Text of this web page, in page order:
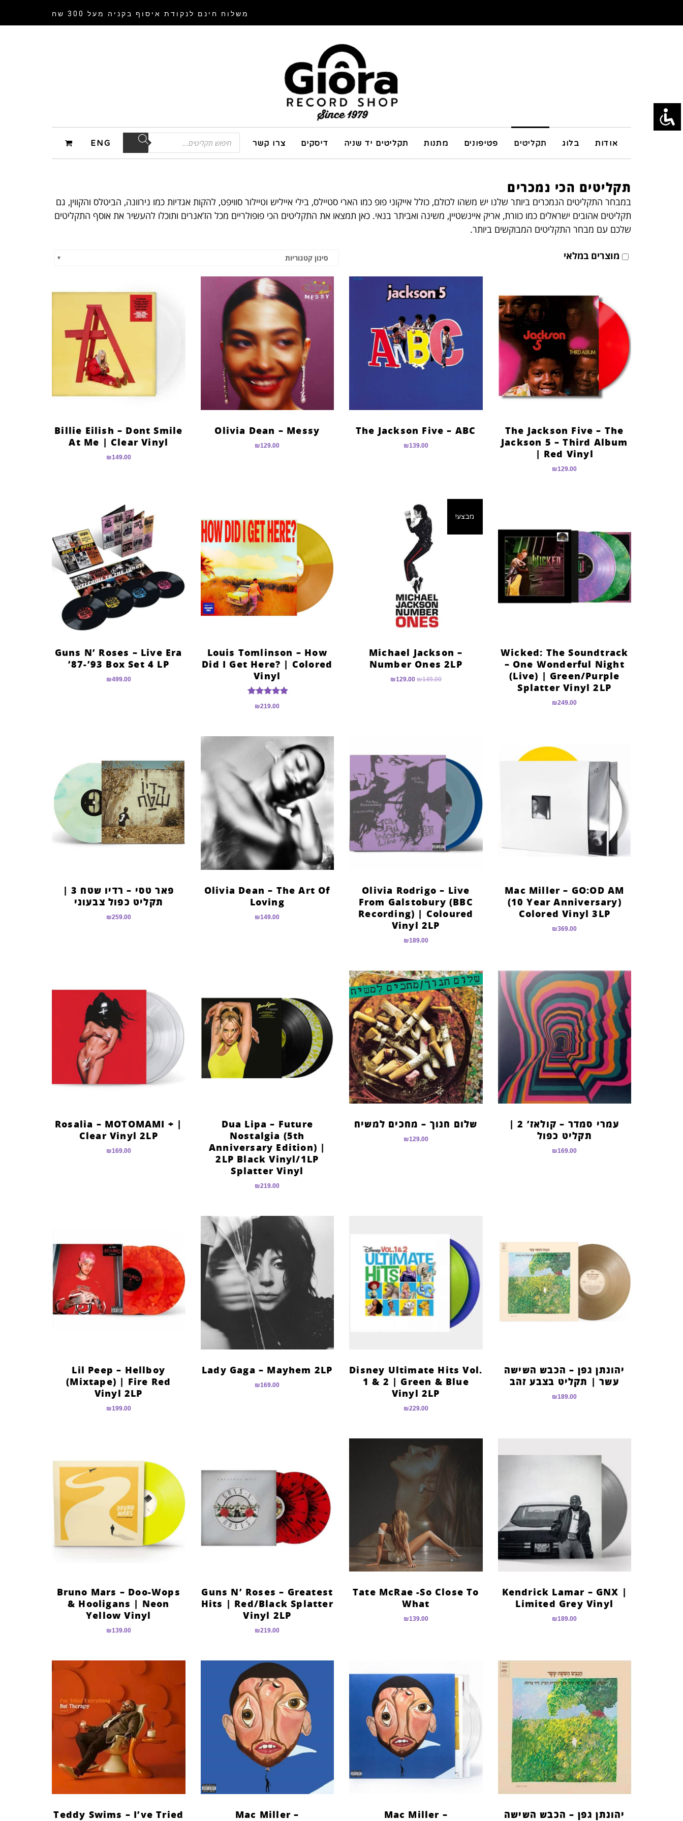
משלוח חינם לנקודת איסוף בקניה מעל 300 שח
אודות בלוג תקליטים פטיפונים מתנות תקליטים יד שניה דיסקים צרו קשר ENG
תקליטים הכי נמכרים
במבחר התקליטים הנמכרים ביותר שלנו יש משהו לכולם, כולל אייקוני פופ כמו הארי סטיילס, בילי אייליש וטיילור סוויפט, להקות אגדיות כמו נירוונה, הביטלס והקווין, גם
תקליטים אהובים ישראלים כמו כוורת, אריק איינשטיין, משינה ואביתר בנאי. כאן תמצאו את התקליטים הכי פופולריים מכל הז’אנרים ותוכלו להעשיר את אוסף התקליטים
שלכם עם מבחר התקליטים המבוקשים ביותר.
סינון קטגוריות מוצרים במלאי
The Jackson Five – The
Jackson 5 – Third Album
| Red Vinyl
₪129.00
The Jackson Five – ABC
₪139.00
Olivia Dean – Messy
₪129.00
Billie Eilish – Dont Smile
At Me | Clear Vinyl
₪149.00
Wicked: The Soundtrack
– One Wonderful Night
(Live) | Green/Purple
Splatter Vinyl 2LP
₪249.00
מבצע!
Michael Jackson –
Number Ones 2LP
₪149.00
₪129.00
Louis Tomlinson – How
Did I Get Here? | Colored
Vinyl
דורג
5.00
₪219.00
Guns N’ Roses – Live Era
’87-’93 Box Set 4 LP
₪499.00
Mac Miller – GO:OD AM
(10 Year Anniversary)
Colored Vinyl 3LP
₪369.00
Olivia Rodrigo – Live
From Galstobury (BBC
Recording) | Coloured
Vinyl 2LP
₪189.00
Olivia Dean – The Art Of
Loving
₪149.00
פאר טסי – רדיו שטח 3 |
תקליט כפול צבעוני
₪259.00
עמרי סמדר – קולאז’ 2 |
תקליט כפול
₪169.00
שלום חנוך – מחכים למשיח
₪129.00
Dua Lipa – Future
Nostalgia (5th
Anniversary Edition) |
2LP Black Vinyl/1LP
Splatter Vinyl
₪219.00
Rosalia – MOTOMAMI + |
Clear Vinyl 2LP
₪169.00
יהונתן גפן – הכבש השישה
עשר | תקליט בצבע זהב
₪189.00
Disney Ultimate Hits Vol.
1 & 2 | Green & Blue
Vinyl 2LP
₪229.00
Lady Gaga – Mayhem 2LP
₪169.00
Lil Peep – Hellboy
(Mixtape) | Fire Red
Vinyl 2LP
₪199.00
Kendrick Lamar – GNX |
Limited Grey Vinyl
₪189.00
Tate McRae -So Close To
What
₪139.00
Guns N’ Roses – Greatest
Hits | Red/Black Splatter
Vinyl 2LP
₪219.00
Bruno Mars – Doo-Wops
& Hooligans | Neon
Yellow Vinyl
₪139.00
יהונתן גפן – הכבש השישה
Mac Miller –
Mac Miller –
Teddy Swims – I’ve Tried